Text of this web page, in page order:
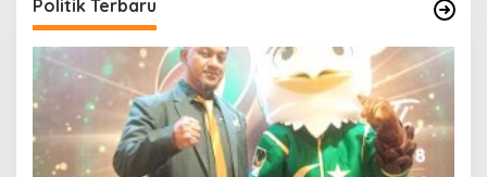
Politik Terbaru